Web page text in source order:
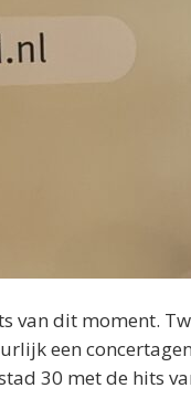
van dit moment.
een
30 met de hits